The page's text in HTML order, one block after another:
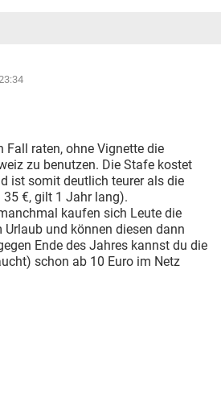
Fall raten, ohne Vignette die
zu benutzen. Die Stafe kostet
ist somit deutlich teurer als die
€, gilt 1 Jahr lang).
kaufen sich Leute die
und können diesen dann
Ende des Jahres kannst du die
schon ab 10 Euro im Netz